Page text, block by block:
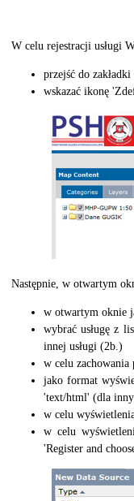
W celu rejestracji usługi
przejść do
wskazać ikonę
Następnie, w otwartym
w otwartym oknie
wybrać usługę z
innej usługi (2b.)
w celu
jako format
'text/html' (dla
w celu
w celu
'Register and